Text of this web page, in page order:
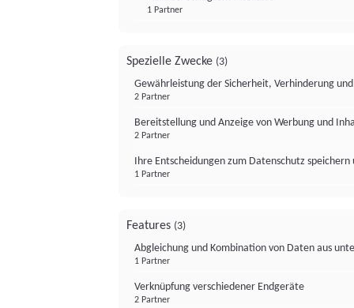
1 Partner
Spezielle Zwecke (3)
Gewährleistung der Sicherheit, Verhinderung
2 Partner
Bereitstellung und Anzeige von Werbung und
2 Partner
Ihre Entscheidungen zum Datenschutz
1 Partner
Features (3)
Abgleichung und Kombination von Daten aus
1 Partner
Verknüpfung verschiedener Endgeräte
2 Partner